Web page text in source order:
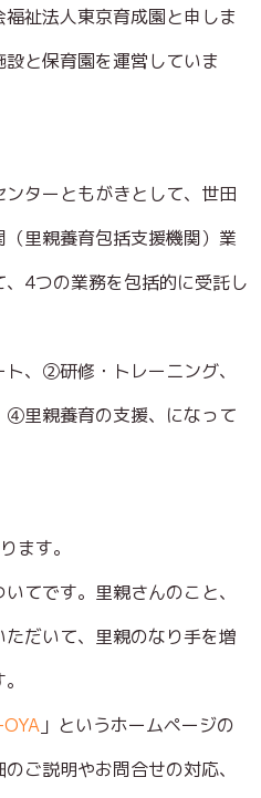
祉法人東京育成園と申しま
と保育園を運営していま
ターともがきとして、世田
里親養育包括支援機関）業
4つの業務を包括的に受託し
、②研修・トレーニング、
里親養育の支援、になって
ます。
てです。里親さんのこと、
だいて、里親のなり手を増
」というホームページの
ご説明やお問合せの対応、